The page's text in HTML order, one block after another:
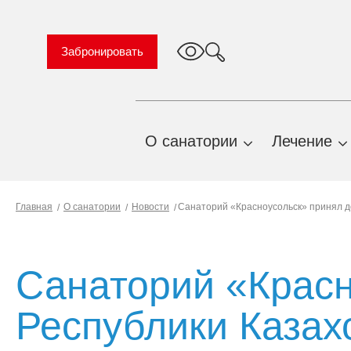
Забронировать
О санатории
История санатория
План территории
санатория
Лечение
лечения
Главная О санатории Новости Санаторий «Красноусольск» принял
Санаторий
Республики